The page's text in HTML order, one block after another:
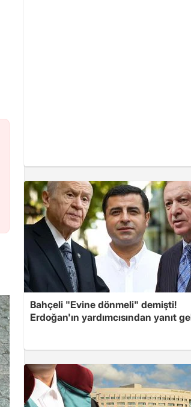
Bahçeli "Evine dönmeli" demişti!
Erdoğan'ın yardımcısından yanıt